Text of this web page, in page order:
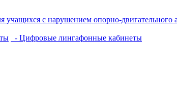
учащихся с нарушением опорно-двигательного
- Цифровые лингафонные кабинеты